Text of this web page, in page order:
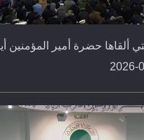
ألقاها حضرة أمير المؤمنين